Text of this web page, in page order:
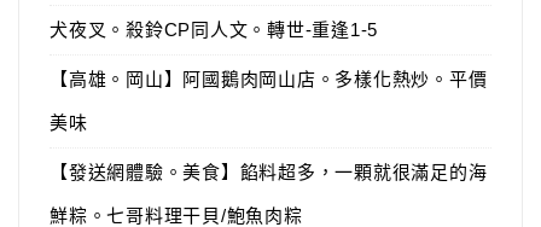
犬夜叉。殺鈴CP同人文。轉世-重逢1-5
【高雄。岡山】阿國鵝肉岡山店。多樣化熱炒。平價
美味
【發送網體驗。美食】餡料超多，一顆就很滿足的海
鮮粽。七哥料理干貝/鮑魚肉粽